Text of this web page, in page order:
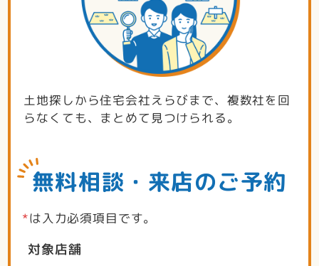
土地探しから住宅会社えらびまで、複数社を回
らなくても、まとめて見つけられる。
無料相談・来店のご予約
*は入力必須項目です。
対象店舗